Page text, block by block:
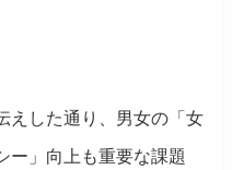
えした通り、男女の「女
ー」向上も重要な課題